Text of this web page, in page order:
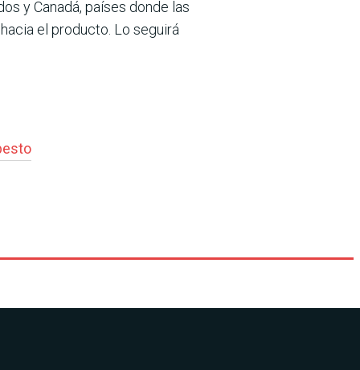
y Canadá, países donde las
el producto. Lo seguirá